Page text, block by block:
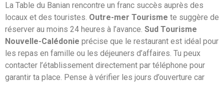
La Table du Banian rencontre un franc succès auprès des
locaux et des touristes. Outre-mer Tourisme te suggère de
réserver au moins 24 heures à l’avance. Sud Tourisme
Nouvelle-Calédonie précise que le restaurant est idéal pour
les repas en famille ou les déjeuners d’affaires. Tu peux
contacter l’établissement directement par téléphone pour
garantir ta place. Pense à vérifier les jours d’ouverture car